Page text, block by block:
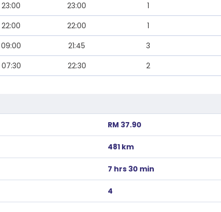
23:00 23:00 1
22:00 22:00 1
09:00 21:45 3
07:30 22:30 2
RM 37.90
481 km
7 hrs 30 min
4